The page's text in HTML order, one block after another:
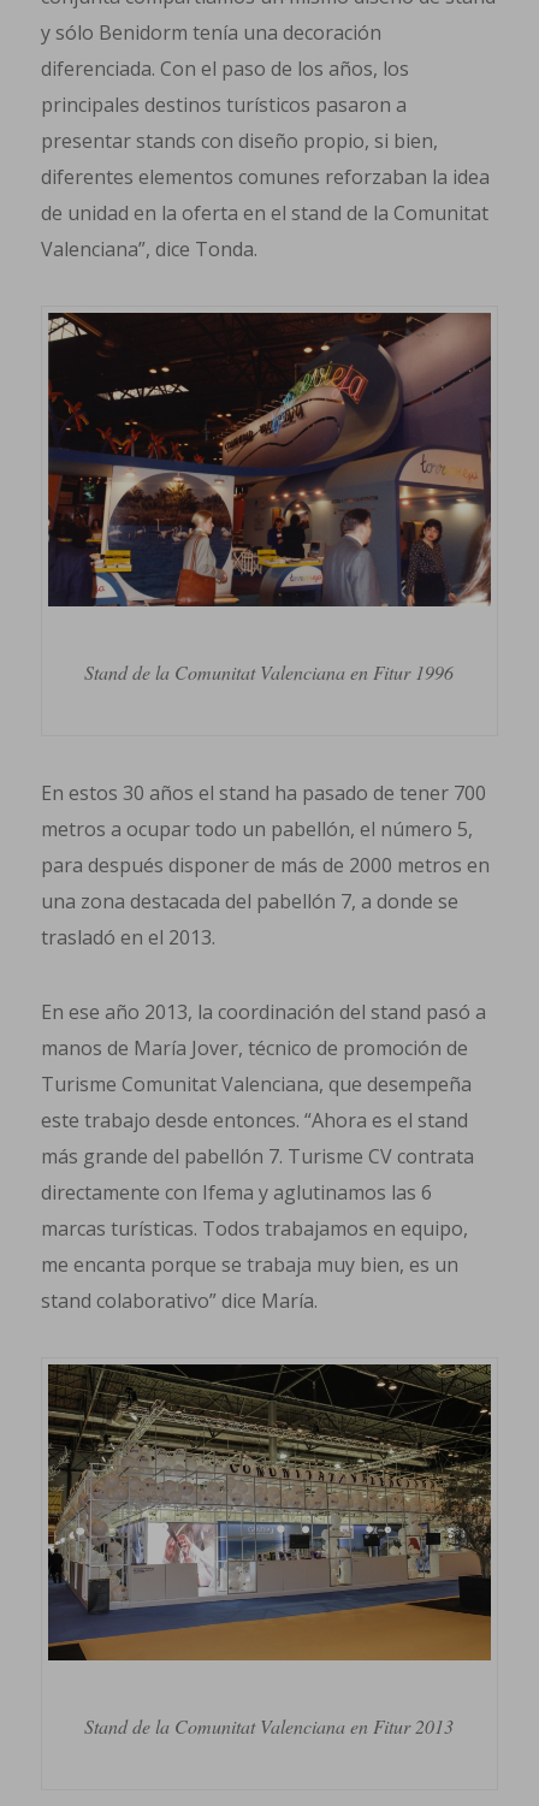
y sólo Benidorm tenía una decoración
diferenciada. Con el paso de los años, los
principales destinos turísticos pasaron a
presentar stands con diseño propio, si bien,
diferentes elementos comunes reforzaban la idea
de unidad en la oferta en el stand de la Comunitat
Valenciana”, dice Tonda.
Stand de la Comunitat Valenciana en Fitur 1996
En estos 30 años el stand ha pasado de tener 700
metros a ocupar todo un pabellón, el número 5,
para después disponer de más de 2000 metros en
una zona destacada del pabellón 7, a donde se
trasladó en el 2013.
En ese año 2013, la coordinación del stand pasó a
manos de María Jover, técnico de promoción de
Turisme Comunitat Valenciana, que desempeña
este trabajo desde entonces. “Ahora es el stand
más grande del pabellón 7. Turisme CV contrata
directamente con Ifema y aglutinamos las 6
marcas turísticas. Todos trabajamos en equipo,
me encanta porque se trabaja muy bien, es un
stand colaborativo” dice María.
Stand de la Comunitat Valenciana en Fitur 2013